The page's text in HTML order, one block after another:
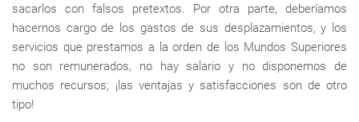
sacarlos con falsos pretextos. Por otra parte, deberíamos
hacernos cargo de los gastos de sus desplazamientos, y los
servicios que prestamos a la orden de los Mundos Superiores
no son remunerados, no hay salario y no disponemos de
muchos recursos; ¡las ventajas y satisfacciones son de otro
tipo!